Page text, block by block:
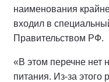
наименования
входил в
Правительством РФ.
«В этом перечне нет
питания. Из-за этого